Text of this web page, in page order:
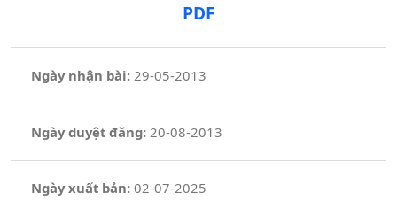
PDF
Ngày nhận bài: 29-05-2013
Ngày duyệt đăng:20-08-2013
Ngày xuất bản: 02-07-2025